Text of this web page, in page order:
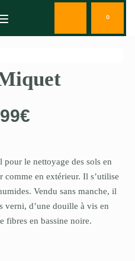
0
€
pour le nettoyage des sols en
en extérieur. Il s’utilise
Vendu sans manche, il
verni, d’une douille à vis en
fibres en bassine noire.